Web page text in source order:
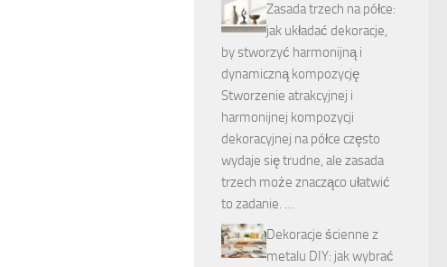
Zasada trzech na półce:
jak układać dekoracje,
by stworzyć harmonijną i
dynamiczną kompozycję
Stworzenie atrakcyjnej i
harmonijnej kompozycji
dekoracyjnej na półce często
wydaje się trudne, ale zasada
trzech może znacząco ułatwić
to zadanie. …
Dekoracje ścienne z
metalu DIY: jak wybrać